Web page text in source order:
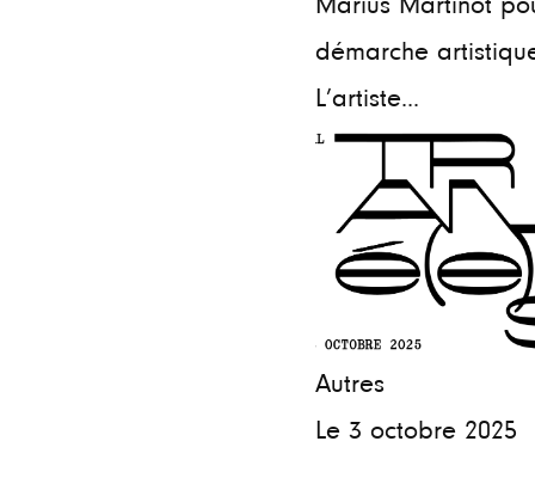
démarche
L’artiste...
Autres
Le 3 octobre 2025